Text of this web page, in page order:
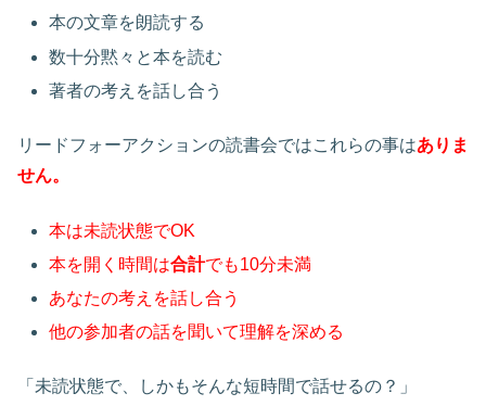
本の文章を朗読する
数十分黙々と本を読む
著者の考えを話し合う
リードフォーアクションの読書会ではこれらの事はありま
せん。
本は未読状態でOK
本を開く時間は合計でも10分未満
あなたの考えを話し合う
他の参加者の話を聞いて理解を深める
「未読状態で、しかもそんな短時間で話せるの？」